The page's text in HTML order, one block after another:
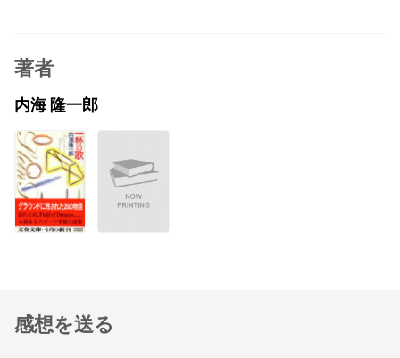
著者
内海 隆一郎
感想を送る